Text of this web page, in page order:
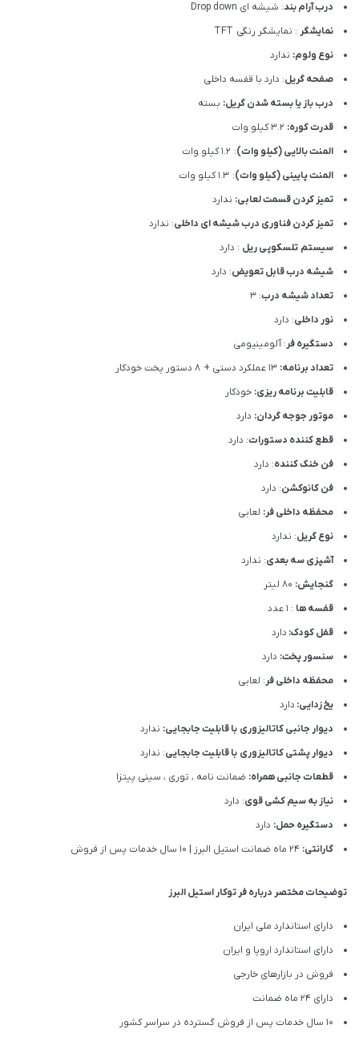
درب آرام بند: شیشه ای Drop down
نمایشگر : نمایشگر رنگی TFT
نوع ولوم: ندارد
صفحه گریل: دارد با قفسه داخلی
درب باز یا بسته شدن گریل: بسته
قدرت کوره:
المنت بالایی (کیلو وات): 1.2 کیلو وات
المنت پایینی (کیلو وات): 1.3 کیلو وات
تمیز کردن قسمت لعابی: ندارد
تمیز کردن فناوری درب شیشه ای داخلی: ندارد
سیستم تلسکوپی ریل : دارد
شیشه درب قابل تعویض: دارد
تعداد شیشه درب: 3
نور داخلی: دارد
دستگیره فر: آلومینیومی
تعداد برنامه:
قابلیت برنامه ریزی: خودکار
موتور جوجه گردان: دارد
قطع کننده دستورات: دارد
فن خنک کننده: دارد
فن کانوکشن: دارد
محفظه داخلی فر: لعابی
نوع گریل: ندارد
آشپزی سه بعدی: ندارد
گنجایش:
قفسه ها : 1 عدد
قفل کودک: دارد
سنسور پخت: دارد
محفظه داخلی فر: لعابی
یخ زدایی: دارد
دیوار جانبی کاتالیزوری با قابلیت جابجایی: ندارد
دیوار پشتی کاتالیزوری با قابلیت جابجایی: ندارد
قطعات جانبی همراه: ضمانت نامه ، توری ، سینی پیتزا
نیاز به سیم کشی قوی: دارد
دستگیره حمل: دارد
گارانتی:
توضیحات مختصر درباره فر توکار استیل البرز
دارای استاندارد ملی ایران
دارای استاندارد اروپا و ایران
فروش در بازارهای خارجی
دارای 24 ماه ضمانت
10 سال خدمات پس از فروش گسترده در سراسر کشور